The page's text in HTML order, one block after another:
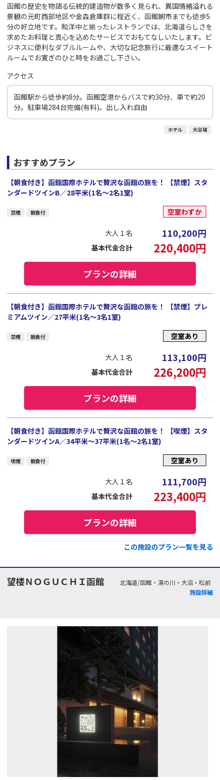
函館の歴史を物語る伝統的建造物が数多く見られ、異国情緒溢れる
景観の元町西部地区や金森倉庫群に程近く、函館朝市までも徒歩5
分の好立地です。和洋中と揃ったレストランでは、北海道らしさを
求めたお料理と真心を込めたサービスでおもてなしいたします。ビ
ジネスに便利なダブルルームや、大切な記念旅行に最適なスイート
ルームでお寛ぎのひと時をお過ごし下さい。
アクセス
函館駅から徒歩約8分。函館空港からバスで約30分、車で約20
分。駐車場284台完備(有料)。出し入れ自由
ホテル 大浴場
おすすめプラン
【朝食付き】函館国際ホテルで贅沢な函館の旅を！ 【禁煙】スタ
ンダードツインB／28平米(1名～2名1室)
禁煙 朝食付 空室わずか
大人１名 110,200円
基本代金合計 220,400円
プランの詳細
【朝食付き】函館国際ホテルで贅沢な函館の旅を！ 【禁煙】プレ
ミアムツイン／27平米(1名～3名1室)
禁煙 朝食付 空室あり
大人１名 113,100円
基本代金合計 226,200円
プランの詳細
【朝食付き】函館国際ホテルで贅沢な函館の旅を！ 【喫煙】スタ
ンダードツインA／34平米～37平米(1名～2名1室)
喫煙 朝食付 空室あり
大人１名 111,700円
基本代金合計 223,400円
プランの詳細
この施設のプラン一覧を見る
望楼ＮＯＧＵＣＨＩ函館
北海道/函館・湯の川・大沼・松前
施設詳細